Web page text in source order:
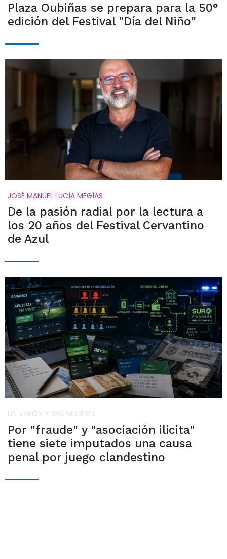
Plaza Oubiñas se prepara para la 50°
edición del Festival "Día del Niño"
JOSÉ MANUEL LUCÍA MEGÍAS
De la pasión radial por la lectura a
los 20 años del Festival Cervantino
de Azul
UN VARÓN Y SEIS MUJERES
Por "fraude" y "asociación ilícita"
tiene siete imputados una causa
penal por juego clandestino